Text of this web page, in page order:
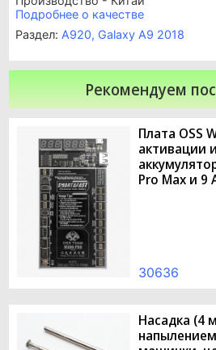
Подробнее о качестве
Раздел: A920, Galaxy A9 2018
Рекомендуем
Плата OSS
активации
Pro Max и 9
30636
Насадка (4